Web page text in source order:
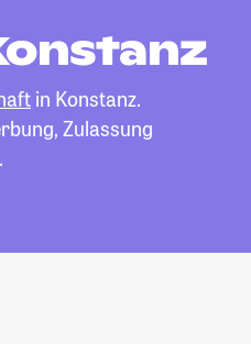
in Konstanz.
Zulassung